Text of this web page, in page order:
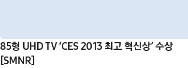
85형 UHD TV ‘CES 2013 최고 혁신상’ 수상
[SMNR]